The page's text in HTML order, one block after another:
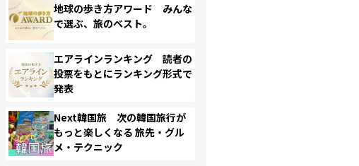
地球の歩き方アワード みんな
で選ぶ、旅のベスト。
エアラインランキング 読者の
投票をもとにランキング形式で
発表
Next韓国旅 次の韓国旅行が
もっと楽しくなる 旅先・グル
メ・テクニック